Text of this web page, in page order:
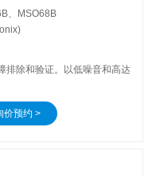
、MSO68B
排除和验证。以低噪音和高达
价预约 >